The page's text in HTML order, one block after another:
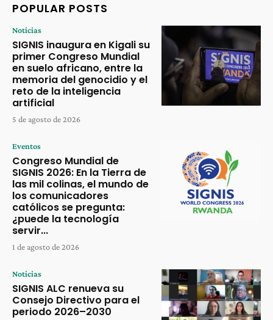
POPULAR POSTS
Noticias
SIGNIS inaugura en Kigali su
primer Congreso Mundial
en suelo africano, entre la
memoria del genocidio y el
reto de la inteligencia
artificial
5 de agosto de 2026
Eventos
Congreso Mundial de
SIGNIS 2026: En la Tierra de
las mil colinas, el mundo de
los comunicadores
católicos se pregunta:
¿puede la tecnología
servir...
1 de agosto de 2026
Noticias
SIGNIS ALC renueva su
Consejo Directivo para el
periodo 2026–2030